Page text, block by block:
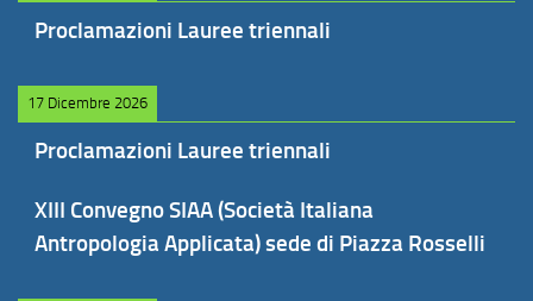
Proclamazioni Lauree triennali
17 Dicembre 2026
Proclamazioni Lauree triennali
XIII Convegno SIAA (Società Italiana
Antropologia Applicata) sede di Piazza Rosselli